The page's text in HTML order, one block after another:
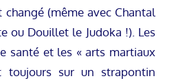
changé (même avec Chantal
ou Douillet le Judoka !). Les
santé et les « arts martiaux
toujours sur un strapontin